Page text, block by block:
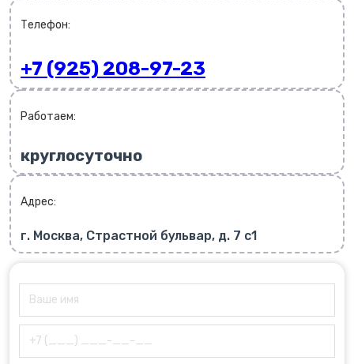
Телефон:
+7 (925) 208-97-23
Работаем:
круглосуточно
Адрес:
г. Москва, Страстной бульвар, д. 7 с1